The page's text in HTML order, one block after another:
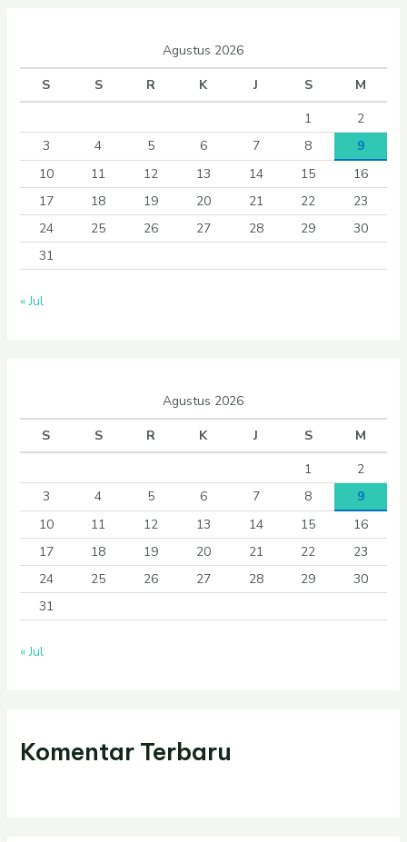
Agustus 2026
S
S R K J S
M
1
2
3
4 5 6 7 8
9
10
11 12 13 14 15
16
17
18 19 20 21 22
23
24
25 26 27 28 29
30
31
« Jul
Agustus 2026
S
S R K J S
M
1
2
3
4 5 6 7 8
9
10
11 12 13 14 15
16
17
18 19 20 21 22
23
24
25 26 27 28 29
30
31
« Jul
Komentar Terbaru